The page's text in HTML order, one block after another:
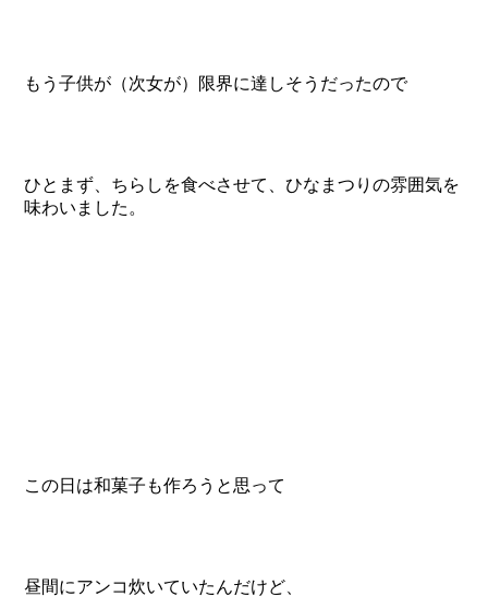
もう子供が（次女が）限界に達しそうだったので
ひとまず、ちらしを食べさせて、ひなまつりの雰囲気を
味わいました。
この日は和菓子も作ろうと思って
昼間にアンコ炊いていたんだけど、